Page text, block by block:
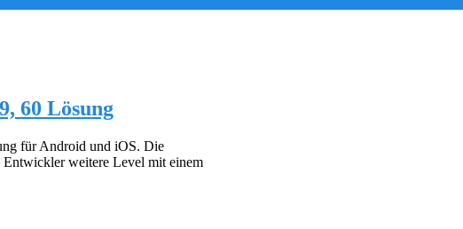
60 Lösung
für Android und iOS. Die
weitere Level mit einem